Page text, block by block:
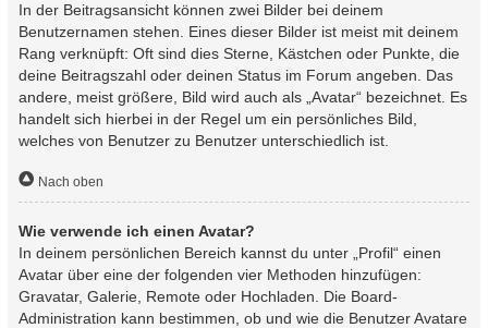
In der Beitragsansicht können zwei Bilder bei deinem
Benutzernamen stehen. Eines dieser Bilder ist meist mit deinem
Rang verknüpft: Oft sind dies Sterne, Kästchen oder Punkte, die
deine Beitragszahl oder deinen Status im Forum angeben. Das
andere, meist größere, Bild wird auch als „Avatar“ bezeichnet. Es
handelt sich hierbei in der Regel um ein persönliches Bild,
welches von Benutzer zu Benutzer unterschiedlich ist.
Nach oben
Wie verwende ich einen Avatar?
In deinem persönlichen Bereich kannst du unter „Profil“ einen
Avatar über eine der folgenden vier Methoden hinzufügen:
Gravatar, Galerie, Remote oder Hochladen. Die Board-
Administration kann bestimmen, ob und wie die Benutzer Avatare